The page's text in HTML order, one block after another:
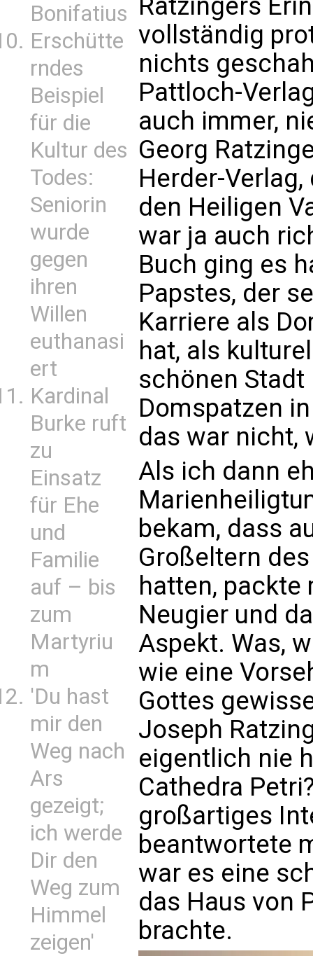
Bonifatius
Erschütte
rndes
Beispiel
für die
Kultur des
Todes:
Seniorin
wurde
gegen
ihren
Willen
euthanasi
ert
Kardinal
Burke ruft
zu
Einsatz
für Ehe
und
Familie
auf – bis
zum
Martyriu
m
'Du hast
mir den
Weg nach
Ars
gezeigt;
ich werde
Dir den
Weg zum
Himmel
zeigen'
vollständig
nichts
Pattloch-
auch immer,
Georg
Herder-
den Heiligen
war ja auch
Buch ging es
Papstes, der
Karriere als
hat, als
schönen
Domspatzen
das war nicht,
Als ich dann
bekam, dass
Großeltern
hatten,
Neugier und
Aspekt. Was,
wie eine
Gottes
Joseph
eigentlich nie
Cathedra
großartiges
beantwortete
war es eine
das Haus von
brachte.